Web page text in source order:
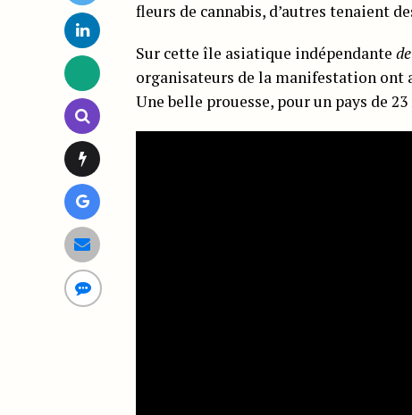
fleurs de cannabis, d’autres tenaient
Sur cette île asiatique indépendante
organisateurs de la manifestation ont
Une belle prouesse, pour un pays de